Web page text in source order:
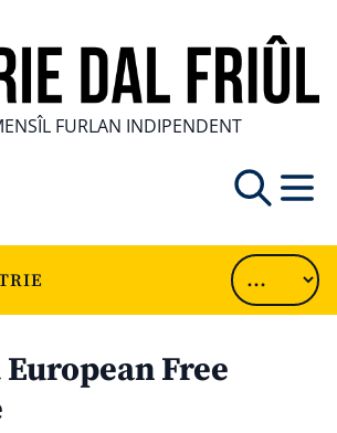
FURLAN INDIPENDENT
European Free